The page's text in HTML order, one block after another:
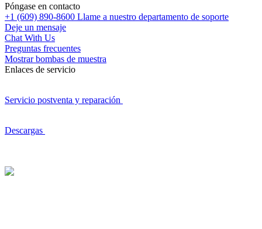
Póngase en contacto
+1 (609) 890-8600 Llame a nuestro departamento de soporte
Deje un mensaje
Chat With Us
Preguntas frecuentes
Mostrar bombas de muestra
Enlaces de servicio
Servicio postventa y reparación
Descargas